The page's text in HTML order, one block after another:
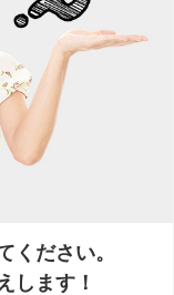
ください。
します！